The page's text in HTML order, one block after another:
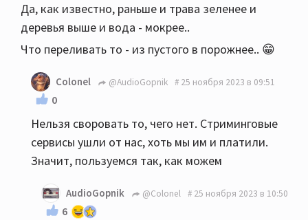
Да, как известно, раньше и трава зеленее и
деревья выше и вода - мокрее..
Что переливать то - из пустого в порожнее.. 😁
Colonel @AudioGopnik 25 ноября 2023 в 09:51
0
Нельзя своровать то, чего нет. Стриминговые
сервисы ушли от нас, хоть мы им и платили.
Значит, пользуемся так, как можем
AudioGopnik @Colonel 25 ноября 2023 в 10:50
6